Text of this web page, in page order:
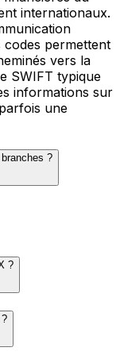
internationaux.
codes permettent
vers la
SWIFT typique
informations sur
une
?
?